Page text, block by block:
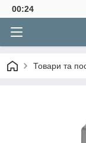
00:24
Товари та